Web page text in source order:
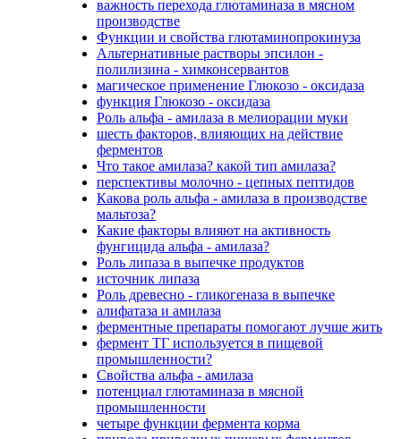
важность перехода глютаминаза в мясном
производстве
Функции и свойства глютаминопрокинуза
Альтернативные растворы эпсилон -
полилизина - химконсервантов
магическое применение Глюкозо - оксидаза
функция Глюкозо - оксидаза
Роль альфа - амилаза в мелиорации муки
шесть факторов, влияющих на действие
ферментов
Что такое амилаза? какой тип амилаза?
перспективы молочно - цепных пептидов
Какова роль альфа - амилаза в производстве
мальтоза?
Какие факторы влияют на активность
фунгицида альфа - амилаза?
Роль липаза в выпечке продуктов
источник липаза
Роль древесно - гликогеназа в выпечке
алифатаза и амилаза
ферментные препараты помогают лучше жить
фермент ТГ используется в пищевой
промышленности?
Свойства альфа - амилаза
потенциал глютаминаза в мясной
промышленности
четыре функции фермента корма